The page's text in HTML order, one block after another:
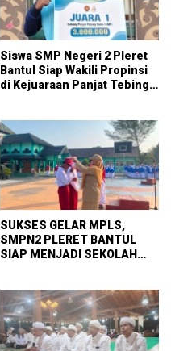
Siswa SMP Negeri 2 Pleret
Bantul Siap Wakili Propinsi
di Kejuaraan Panjat Tebing
SUKSES GELAR MPLS,
SMPN2 PLERET BANTUL
SIAP MENJADI SEKOLAH